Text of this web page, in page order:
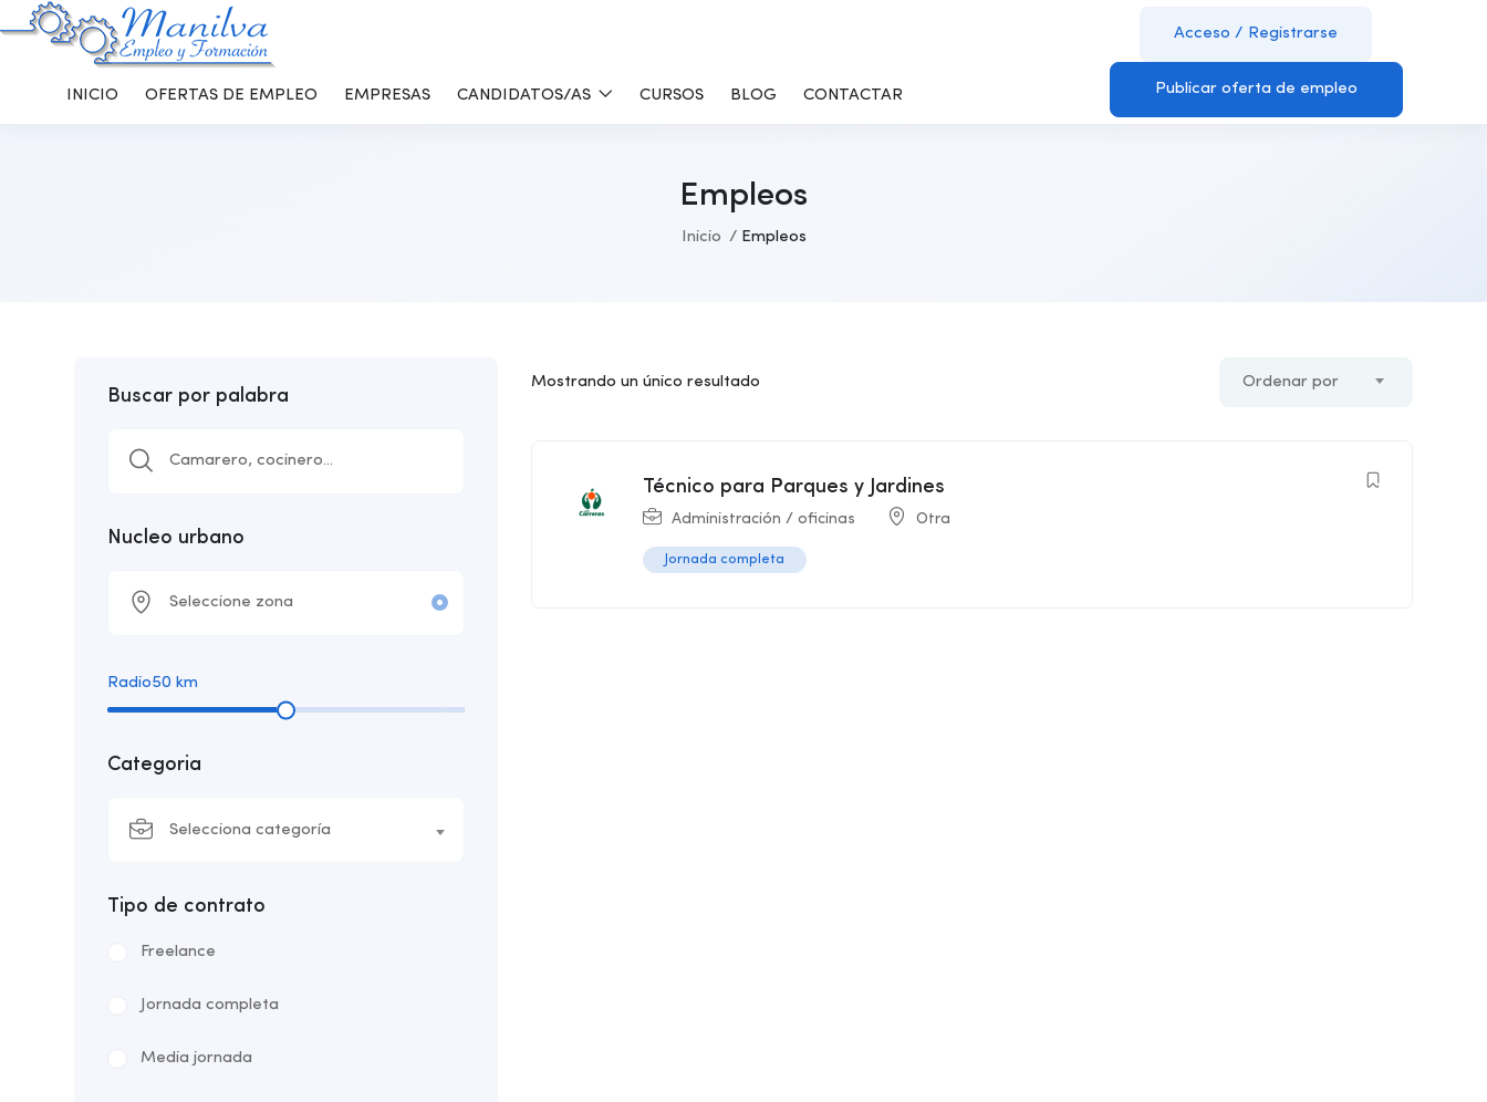
INICIO OFERTAS DE EMPLEO EMPRESAS CANDIDATOS/AS CURSOS BLOG CONTACTAR
Acceso / Registrarse
Publicar oferta de empleo
Empleos
Inicio Empleos
Buscar por palabra
Nucleo urbano
Radio50 km
Categoria
Selecciona categoría
Tipo de contrato
Freelance
Jornada completa
Media jornada
Mostrando un único resultado Ordenar por
Técnico para Parques y Jardines
Administración / oficinas Otra
Jornada completa